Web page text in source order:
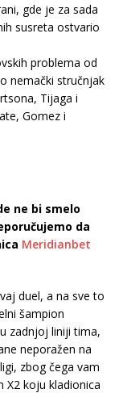
gde je za sada
susreta ostvario
problema od
nemački stručnjak
Tijaga i
Gomez i
ne bi smelo
da
Meridianbet
duel, a na sve to
šampion
zadnjoj liniji tima,
neporažen na
zbog čega vam
koju kladionica